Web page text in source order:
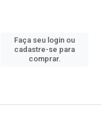
Faça seu login ou
cadastre-se para
comprar.